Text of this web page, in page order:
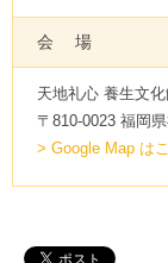
会 場
天地礼心 養生文
〒810-0023 福岡
> Google Map は